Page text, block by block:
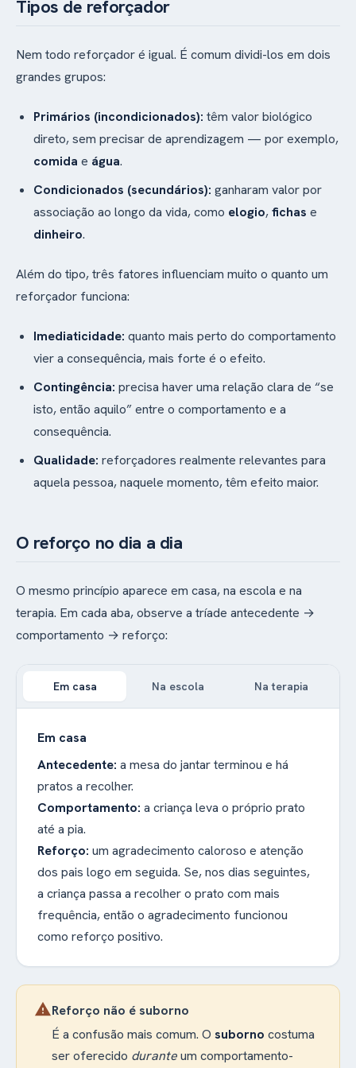
Tipos de reforçador
Nem todo reforçador é igual. É comum dividi-los em dois
grandes grupos:
Primários (incondicionados): têm valor biológico
direto, sem precisar de aprendizagem — por exemplo,
comida e água.
Condicionados (secundários): ganharam valor por
associação ao longo da vida, como elogio,fichas e
dinheiro.
Além do tipo, três fatores influenciam muito o quanto um
reforçador funciona:
Imediaticidade: quanto mais perto do comportamento
vier a consequência, mais forte é o efeito.
Contingência: precisa haver uma relação clara de “se
isto, então aquilo” entre o comportamento e a
consequência.
Qualidade: reforçadores realmente relevantes para
aquela pessoa, naquele momento, têm efeito maior.
O reforço no dia a dia
O mesmo princípio aparece em casa, na escola e na
terapia. Em cada aba, observe a tríade antecedente →
comportamento → reforço:
Em casa Na escola Na terapia
Em casa
Antecedente: a mesa do jantar terminou e há
pratos a recolher.
Comportamento: a criança leva o próprio prato
até a pia.
Reforço: um agradecimento caloroso e atenção
dos pais logo em seguida. Se, nos dias seguintes,
a criança passa a recolher o prato com mais
frequência, então o agradecimento funcionou
como reforço positivo.
warningReforço não é suborno
É a confusão mais comum. O suborno costuma
ser oferecido duranteum comportamento-